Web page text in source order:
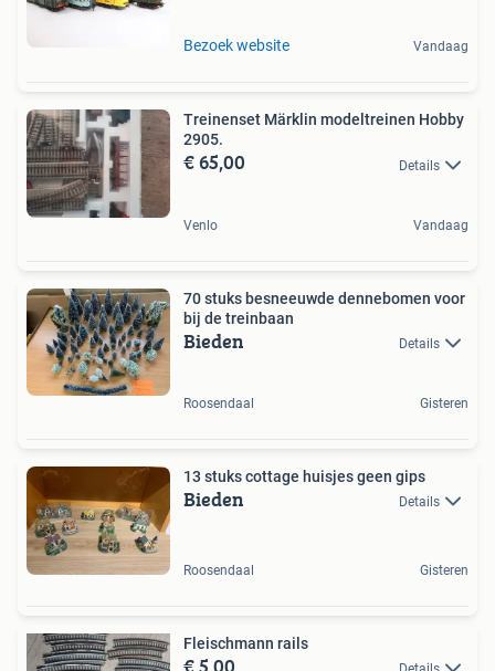
Bezoek website Vandaag
Treinenset Märklin modeltreinen Hobby
2905.
€ 65,00 Details
Venlo Vandaag
70 stuks besneeuwde dennebomen voor
bij de treinbaan
Bieden Details
Roosendaal Gisteren
13 stuks cottage huisjes geen gips
Bieden Details
Roosendaal Gisteren
Fleischmann rails